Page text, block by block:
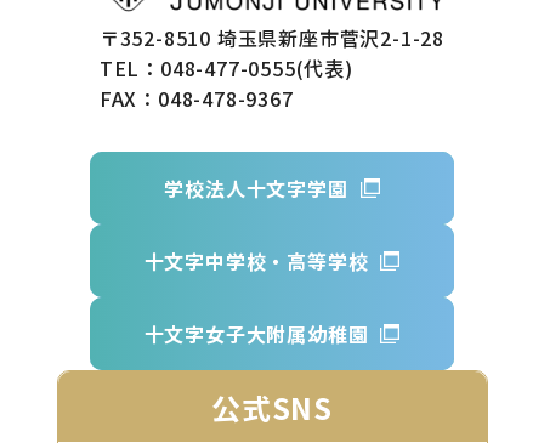
〒352-8510 埼玉県新座市菅沢2-1-28
TEL：048-477-0555(代表)
FAX：048-478-9367
学校法人十文字学園
十文字中学校・高等学校
十文字女子大附属幼稚園
公式SNS